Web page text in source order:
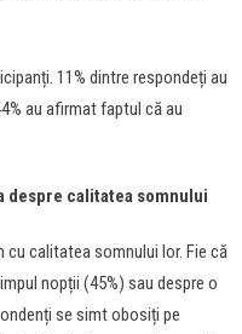
11% dintre respondeți au
au afirmat faptul că au
despre calitatea somnului
calitatea somnului lor. Fie că
nopții (45%) sau despre o
se simt obosiți pe